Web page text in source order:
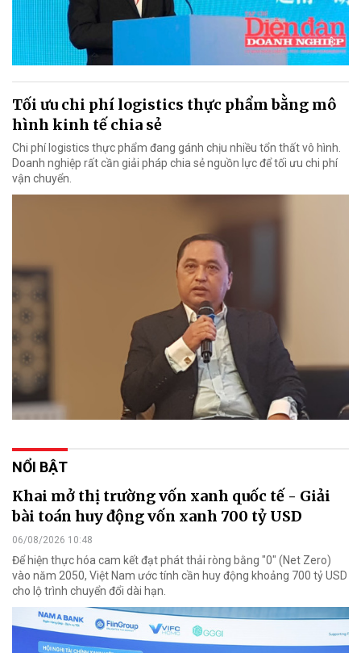
Tối ưu chi phí logistics thực phẩm bằng mô
hình kinh tế chia sẻ
Chi phí logistics thực phẩm đang gánh chịu nhiều tổn thất vô hình.
Doanh nghiệp rất cần giải pháp chia sẻ nguồn lực để tối ưu chi phí
vận chuyển.
NỔI BẬT
Khai mở thị trường vốn xanh quốc tế - Giải
bài toán huy động vốn xanh 700 tỷ USD
06/08/2026 10:48
Để hiện thực hóa cam kết đạt phát thải ròng bằng "0" (Net Zero)
vào năm 2050, Việt Nam ước tính cần huy động khoảng 700 tỷ USD
cho lộ trình chuyển đổi dài hạn.